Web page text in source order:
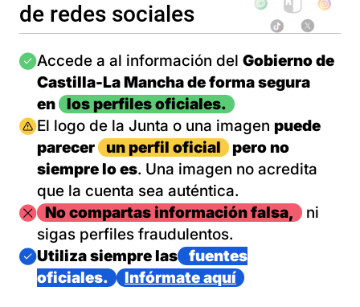
de redes sociales
Imagen
Accede a al información del Gobierno de
Castilla-La Mancha de forma segura
en
los perfiles oficiales.
Imagen
El logo de la Junta o una imagen puede
parecer
un perfil oficial
pero no
siempre lo es. Una imagen no acredita
que la cuenta sea auténtica.
ImagenNo compartas información falsa,
ni
sigas perfiles fraudulentos.
Imagen
Utiliza siempre las
fuentes
oficiales.
Infórmate aquí